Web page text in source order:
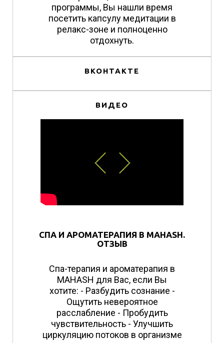
программы, Вы нашли время
посетить капсулу медитации в
релакс-зоне и полноценно
отдохнуть.
ВКОНТАКТЕ
ВИДЕО
СПА И АРОМАТЕРАПИЯ В MAHASH.
ОТЗЫВ
Спа-терапия и ароматерапия в
MAHASH для Вас, если Вы
хотите: - Разбудить сознание -
Ощутить невероятное
расслабление - Пробудить
чувствительность - Улучшить
циркуляцию потоков в организме